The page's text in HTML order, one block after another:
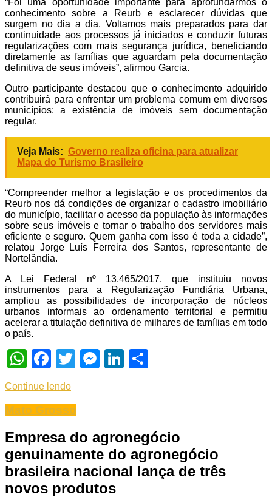
“Foi uma oportunidade importante para aprofundarmos o
conhecimento sobre a Reurb e esclarecer dúvidas que
surgem no dia a dia. Voltamos mais preparados para dar
continuidade aos processos já iniciados e conduzir futuras
regularizações com mais segurança jurídica, beneficiando
diretamente as famílias que aguardam pela documentação
definitiva de seus imóveis”, afirmou Garcia.
Outro participante destacou que o conhecimento adquirido
contribuirá para enfrentar um problema comum em diversos
municípios: a existência de imóveis sem documentação
regular.
Veja Mais: Governo realiza oficina para atualizar
Mapa do Turismo Brasileiro
“Compreender melhor a legislação e os procedimentos da
Reurb nos dá condições de organizar o cadastro imobiliário
do município, facilitar o acesso da população às informações
sobre seus imóveis e tornar o trabalho dos servidores mais
eficiente e seguro. Quem ganha com isso é toda a cidade”,
relatou Jorge Luís Ferreira dos Santos, representante de
Nortelândia.
A Lei Federal nº 13.465/2017, que instituiu novos
instrumentos para a Regularização Fundiária Urbana,
ampliou as possibilidades de incorporação de núcleos
urbanos informais ao ordenamento territorial e permitiu
acelerar a titulação definitiva de milhares de famílias em todo
o país.
WhatsApp
Facebook
TwitterMessenger
LinkedIn
Continue lendo
Mato Grosso
Empresa do agronegócio
genuinamente do agronegócio
brasileira nacional lança de três
novos produtos